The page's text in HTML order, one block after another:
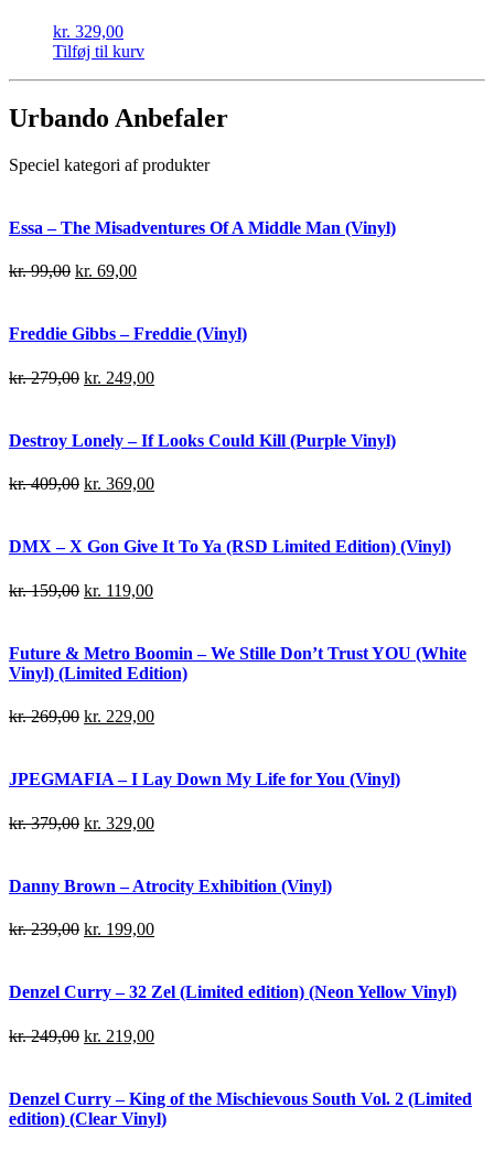
kr. 329,00
Tilføj til kurv
Urbando Anbefaler
Speciel kategori af produkter
Essa – The Misadventures Of A Middle Man (Vinyl)
kr.99,00 kr. 69,00
Freddie Gibbs – Freddie (Vinyl)
kr.279,00 kr. 249,00
Destroy Lonely – If Looks Could Kill (Purple Vinyl)
kr.409,00 kr. 369,00
DMX – X Gon Give It To Ya (RSD Limited Edition) (Vinyl)
kr.159,00 kr. 119,00
Future & Metro Boomin – We Stille Don’t Trust YOU (White
Vinyl) (Limited Edition)
kr.269,00 kr. 229,00
JPEGMAFIA – I Lay Down My Life for You (Vinyl)
kr.379,00 kr. 329,00
Danny Brown – Atrocity Exhibition (Vinyl)
kr.239,00 kr. 199,00
Denzel Curry – 32 Zel (Limited edition) (Neon Yellow Vinyl)
kr.249,00 kr. 219,00
Denzel Curry – King of the Mischievous South Vol. 2 (Limited
edition) (Clear Vinyl)